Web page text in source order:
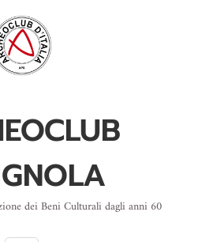
dei Beni Culturali dagli anni 60